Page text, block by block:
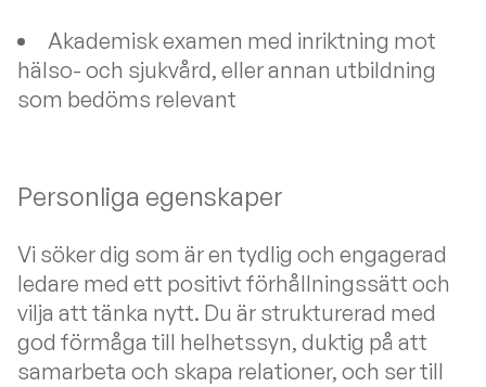
Akademisk examen med inriktning mot
hälso- och sjukvård, eller annan utbildning
som bedöms relevant
Personliga egenskaper
Vi söker dig som är en tydlig och engagerad
ledare med ett positivt förhållningssätt och
vilja att tänka nytt. Du är strukturerad med
god förmåga till helhetssyn, duktig på att
samarbeta och skapa relationer, och ser till